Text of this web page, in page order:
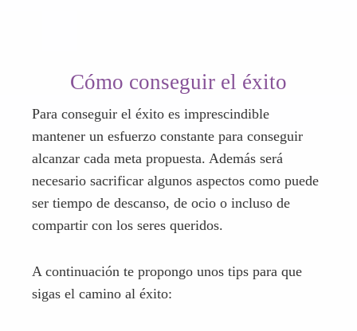
Cómo conseguir el éxito
Para conseguir el éxito es imprescindible
mantener un esfuerzo constante para conseguir
alcanzar cada meta propuesta. Además será
necesario sacrificar algunos aspectos como puede
ser tiempo de descanso, de ocio o incluso de
compartir con los seres queridos.
A continuación te propongo unos tips para que
sigas el camino al éxito: